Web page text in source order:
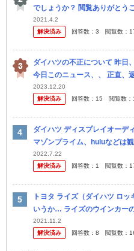
でしょうか？ 閲覧ありがとう
ビキャンセラーを探している
社...
2021.4.2
解決済み
回答数： 3 閲覧数：
ダイハツの不正について 昨日
今日このニュース、、 正直、
いません 販売店に問い合わせ
か？
2023.12.20
解決済み
回答数： 15 閲覧数：
ダイハツ ディスプレイオーデ
マゾンプライム、huluなどは
ング？で視聴できるとすれば
2022.7.22
解決済み
回答数： 1 閲覧数：
トヨタ ライズ（ダイハツ ロ
いうか… ライズのウインカー
ヨタ、日産、ホンダ、マツダ
乗っ...
2021.11.2
解決済み
回答数： 8 閲覧数：